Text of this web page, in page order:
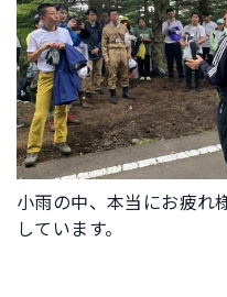
小雨の中、本当にお疲れ
しています。